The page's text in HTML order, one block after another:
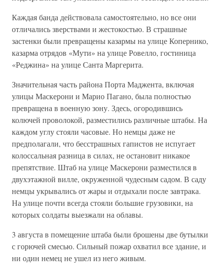
Каждая банда действовала самостоятельно, но все они
отличались зверствами и жестокостью. В страшные
застенки были превращены казармы на улице Копернико,
казарма отрядов «Мути» на улице Ровелло, гостиница
«Реджина» на улице Санта Маргерита.
Значительная часть района Порта Маджента, включая
улицы Маскерони и Марио Пагано, была полностью
превращена в военную зону. Здесь, огородившись
колючей проволокой, разместились различные штабы. На
каждом углу стояли часовые. Но немцы даже не
предполагали, что бесстрашных гапистов не испугает
колоссальная разница в силах, не остановит никакое
препятствие. Штаб на улице Маскерони разместился в
двухэтажной вилле, окруженной чудесным садом. В саду
немцы укрывались от жары и отдыхали после завтрака.
На улице почти всегда стояли большие грузовики, на
которых солдаты выезжали на облавы.
3 августа в помещение штаба были брошены две бутылки
с горючей смесью. Сильный пожар охватил все здание, и
ни один немец не ушел из него живым.